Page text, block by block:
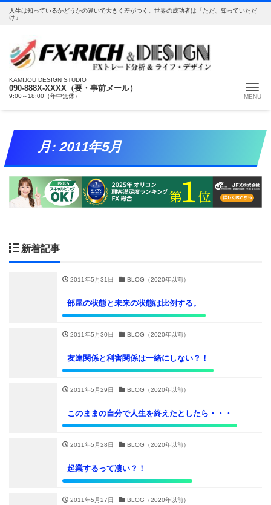
人生は知っているかどうかの違いで大きく差がつく。世界の成功者は「ただ、知っていただ
け」
KAMIJOU DESIGN STUDIO
090-888X-XXXX（要・事前メール）
9:00～18:00（年中無休）
月:2011年5月
新着記事
2011年5月31日 BLOG（2020年以前）
部屋の状態と未来の状態は比例する。
2011年5月30日 BLOG（2020年以前）
友達関係と利害関係は一緒にしない？！
2011年5月29日 BLOG（2020年以前）
このままの自分で人生を終えたとしたら・・・
2011年5月28日 BLOG（2020年以前）
起業するって凄い？！
2011年5月27日 BLOG（2020年以前）